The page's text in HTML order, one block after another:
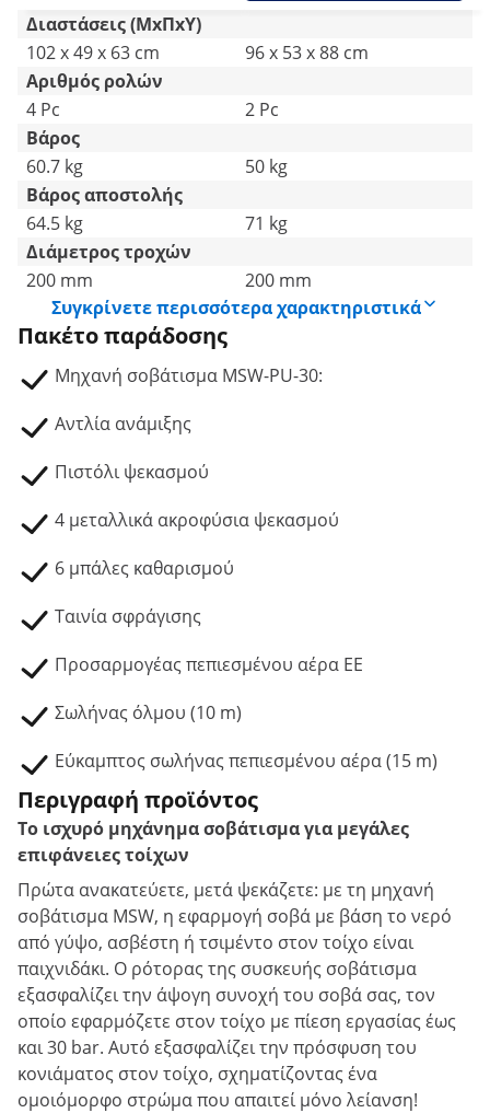
Διαστάσεις (ΜxΠxΥ)
102 x 49 x 63 cm
96 x 53 x 88 cm
Αριθμός ρολών
4 Pc
2 Pc
Βάρος
60.7 kg
50 kg
Βάρος αποστολής
64.5 kg
71 kg
Διάμετρος τροχών
200 mm
200 mm
Συγκρίνετε περισσότερα χαρακτηριστικά
Πακέτο παράδοσης
Μηχανή σοβάτισμα MSW-PU-30:
Αντλία ανάμιξης
Πιστόλι ψεκασμού
4 μεταλλικά ακροφύσια ψεκασμού
6 μπάλες καθαρισμού
Ταινία σφράγισης
Προσαρμογέας πεπιεσμένου αέρα ΕΕ
Σωλήνας όλμου (10 m)
Εύκαμπτος σωλήνας πεπιεσμένου αέρα (15 m)
Περιγραφή προϊόντος
Το ισχυρό μηχάνημα σοβάτισμα για μεγάλες
επιφάνειες τοίχων
Πρώτα ανακατεύετε, μετά ψεκάζετε: με τη μηχανή
σοβάτισμα MSW, η εφαρμογή σοβά με βάση το νερό
από γύψο, ασβέστη ή τσιμέντο στον τοίχο είναι
παιχνιδάκι. Ο ρότορας της συσκευής σοβάτισμα
εξασφαλίζει την άψογη συνοχή του σοβά σας, τον
οποίο εφαρμόζετε στον τοίχο με πίεση εργασίας έως
και 30 bar. Αυτό εξασφαλίζει την πρόσφυση του
κονιάματος στον τοίχο, σχηματίζοντας ένα
ομοιόμορφο στρώμα που απαιτεί μόνο λείανση!